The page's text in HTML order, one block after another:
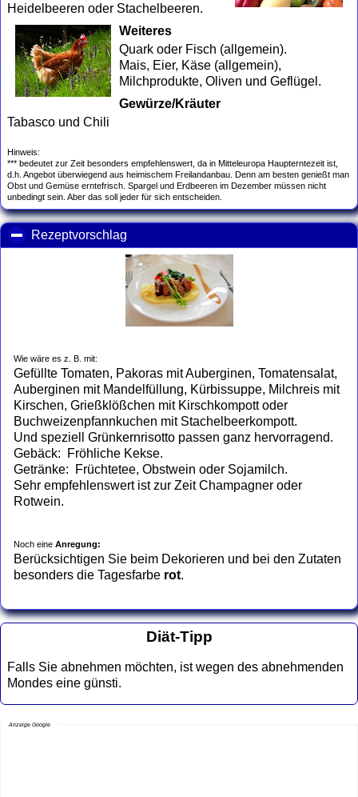
Heidelbeeren oder Stachelbeeren.
Weiteres
Quark oder Fisch (allgemein).
Mais, Eier, Käse (allgemein),
Milchprodukte, Oliven und Geflügel.
Gewürze/Kräuter
Tabasco und Chili
Hinweis:
*** bedeutet zur Zeit besonders empfehlenswert, da in Mitteleuropa Haupterntezeit ist,
d.h. Angebot überwiegend aus heimischem Freilandanbau. Denn am besten genießt man
Obst und Gemüse erntefrisch. Spargel und Erdbeeren im Dezember müssen nicht
unbedingt sein. Aber das soll jeder für sich entscheiden.
Rezeptvorschlag
Wie wäre es z. B. mit:
Gefüllte Tomaten, Pakoras mit Auberginen, Tomatensalat,
Auberginen mit Mandelfüllung, Kürbissuppe, Milchreis mit
Kirschen, Grießklößchen mit Kirschkompott oder
Buchweizenpfannkuchen mit Stachelbeerkompott.
Und speziell Grünkernrisotto passen ganz hervorragend.
Gebäck: Fröhliche Kekse.
Getränke: Früchtetee, Obstwein oder Sojamilch.
Sehr empfehlenswert ist zur Zeit Champagner oder
Rotwein.
Noch eine Anregung:
Berücksichtigen Sie beim Dekorieren und bei den Zutaten
besonders die Tagesfarbe rot.
Diät-Tipp
Falls Sie abnehmen möchten, ist wegen des abnehmenden
Mondes eine günsti.
Anzeige Google